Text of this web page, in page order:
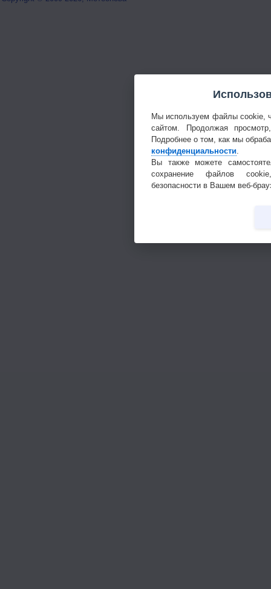
Мы используем файлы cookie,
сайтом. Продолжая
Подробнее о том, как мы
конфиденциальности
Вы также можете
сохранение файлов
безопасности в Вашем веб-